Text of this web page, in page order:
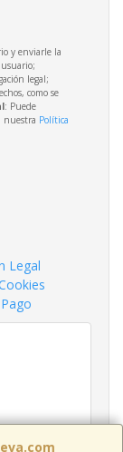
y enviarle la
legal;
como se
: Puede
nuestra Política
Legal